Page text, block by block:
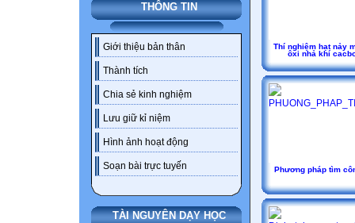
THÔNG TIN
Giới thiệu bản thân
Thành tích
Chia sẻ kinh nghiệm
Lưu giữ kỉ niệm
Hình ảnh hoạt động
Soạn bài trực tuyến
TÀI NGUYÊN DẠY HỌC
Thí nghiệm hạt nảy
ôxi nhả khí
Phương pháp tìm